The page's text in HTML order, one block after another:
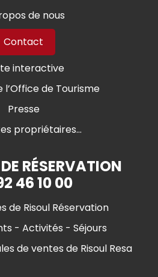
de nous
Contact
interactive
l’Office de Tourisme
Presse
propriétaires...
RÉSERVATION
46 10 00
de Risoul Réservation
- Activités - Séjours
de ventes de Risoul Resa